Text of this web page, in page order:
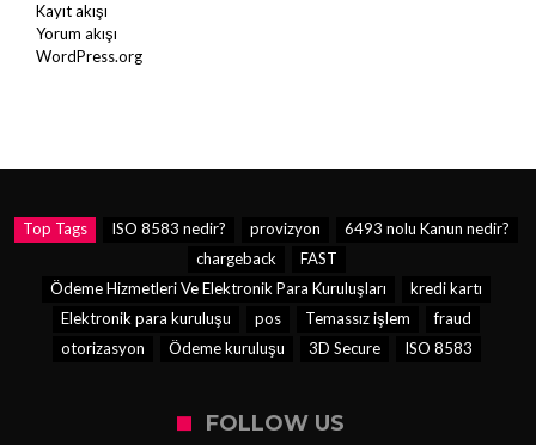
Kayıt akışı
Yorum akışı
WordPress.org
Top Tags ISO 8583 nedir? provizyon
6493 nolu Kanun nedir?
chargeback
FAST
Ödeme Hizmetleri Ve Elektronik Para Kuruluşları
kredi kartı
Elektronik para kuruluşu
pos Temassız işlem
fraud
otorizasyon
Ödeme kuruluşu 3D Secure ISO 8583
FOLLOW US